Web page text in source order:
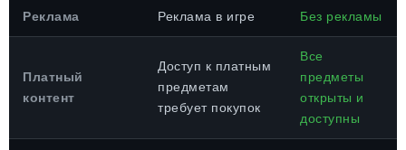
Реклама Реклама в игре Без рекламы
Платный
контент
Доступ к платным
предметам
требует покупок
Все
предметы
открыты и
доступны